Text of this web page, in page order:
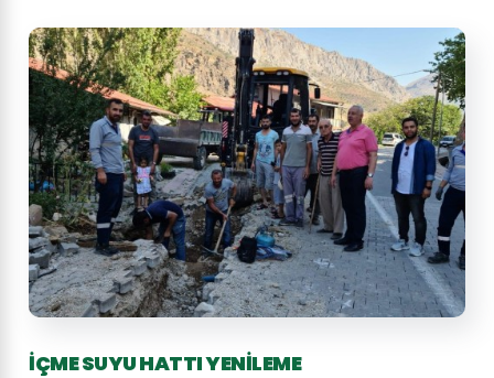
İÇME SUYU HATTI YENİLEME